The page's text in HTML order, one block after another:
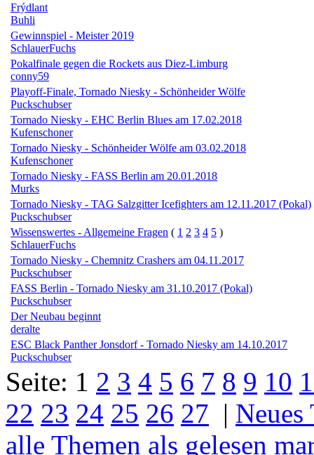
Frýdlant
Buhli
Gewinnspiel - Meister 2019
SchlauerFuchs
Pokalfinale gegen die Rockets aus Diez-Limburg
conny59
Playoff-Finale, Tornado Niesky - Schönheider Wölfe
Puckschubser
Tornado Niesky - EHC Berlin Blues am 17.02.2018
Kufenschoner
Tornado Niesky - Schönheider Wölfe am 03.02.2018
Kufenschoner
Tornado Niesky - FASS Berlin am 20.01.2018
Murks
Tornado Niesky - TAG Salzgitter Icefighters am 12.11.2017 (Pokal)
Puckschubser
Wissenswertes - Allgemeine Fragen ( 1 2 3 4 5 )
SchlauerFuchs
Tornado Niesky - Chemnitz Crashers am 04.11.2017
Puckschubser
FASS Berlin - Tornado Niesky am 31.10.2017 (Pokal)
Puckschubser
Der Neubau beginnt
deralte
ESC Black Panther Jonsdorf - Tornado Niesky am 14.10.2017
Puckschubser
Seite: 1 2 3 4 5 6 7 8 9 10
22 23 24 25 26 27 | Neues
alle Themen als gelesen